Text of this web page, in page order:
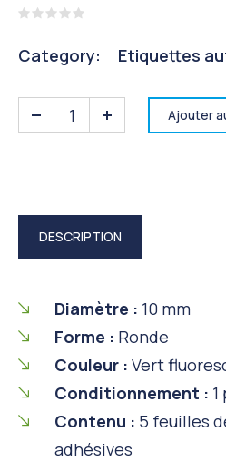
sur
Category: Etiquettes
Ajouter
DESCRIPTION
Diamètre : 10 mm
Forme : Ronde
Couleur : Vert
Conditionnement :
Contenu : 5 feuilles
adhésives